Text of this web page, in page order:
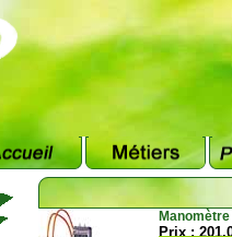
Prix :